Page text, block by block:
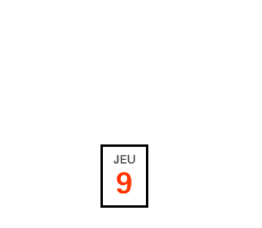
JEU
9